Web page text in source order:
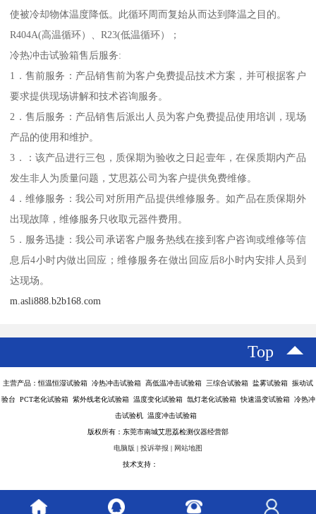
使被冷却物体温度降低。此循环周而复始从而达到降温之目的。
R404A(高温循环）、R23(低温循环）；
冷热冲击试验箱售后服务:
1．售前服务：产品销售前为客户免费提品技术方案，并可根据客户
要求提供现场讲解和技术咨询服务。
2．售后服务：产品销售后派出人员为客户免费提品使用培训，现场
产品的使用和维护。
3．：该产品进行三包，质保期为验收之日起壹年，在保质期内产品
发生非人为质量问题，艾思荔公司为客户提供免费维修。
4．维修服务：我公司对所用产品提供维修服务。如产品在质保期外
出现故障，维修服务只收取元器件费用。
5．服务迅捷：我公司承诺客户服务热线在接到客户咨询或维修等信
息后4小时内做出回应；维修服务在做出回应后8小时内安排人员到
达现场。
m.asli888.b2b168.com
Top
主营产品：恒温恒湿试验箱 冷热冲击试验箱 高低温冲击试验箱 三综合试验箱 盐雾试验箱 振动试
验台 PCT老化试验箱 紫外线老化试验箱 温度变化试验箱 氙灯老化试验箱 快速温变试验箱 冷热冲
击试验机 温度冲击试验箱
版权所有：东莞市南城艾思荔检测仪器经营部
电脑版 | 投诉举报 | 网站地图
技术支持：